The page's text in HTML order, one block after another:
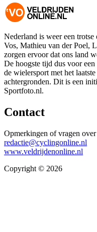
Nederland is weer een trotse
Vos, Mathieu van der Poel,
zorgen ervoor dat ons land
De hoogste tijd dus voor
de wielersport met het
achtergronden. Dit is een
Sportfoto.nl.
Contact
Opmerkingen of vragen
redactie@cyclingonline.nl
www.veldrijdenonline.nl
Copyright © 2026